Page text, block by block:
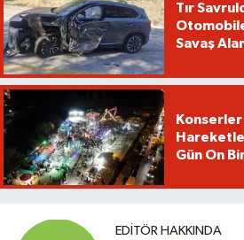
Tır
Savaş
Konserler
Gün On
EDITÖR HAKKINDA